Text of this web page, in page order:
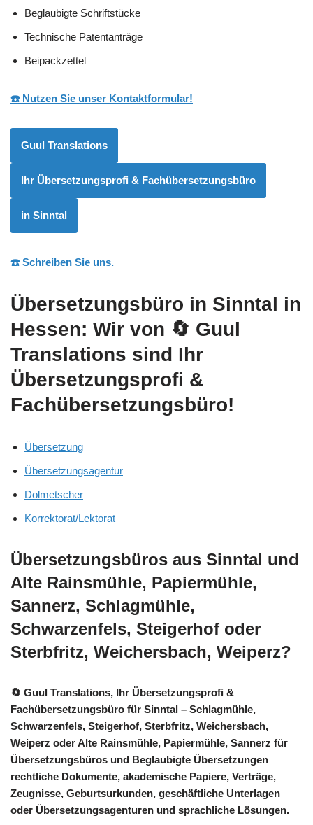
Beglaubigte Schriftstücke
Technische Patentanträge
Beipackzettel
☎️ Nutzen Sie unser Kontaktformular!
Guul Translations
Ihr Übersetzungsprofi & Fachübersetzungsbüro
in Sinntal
☎️ Schreiben Sie uns.
Übersetzungsbüro in Sinntal in
Hessen: Wir von 🔄 Guul
Translations sind Ihr
Übersetzungsprofi &
Fachübersetzungsbüro!
Übersetzung
Übersetzungsagentur
Dolmetscher
Korrektorat/Lektorat
Übersetzungsbüros aus Sinntal und
Alte Rainsmühle, Papiermühle,
Sannerz, Schlagmühle,
Schwarzenfels, Steigerhof oder
Sterbfritz, Weichersbach, Weiperz?
🔄 Guul Translations, Ihr Übersetzungsprofi &
Fachübersetzungsbüro für Sinntal – Schlagmühle,
Schwarzenfels, Steigerhof, Sterbfritz, Weichersbach,
Weiperz oder Alte Rainsmühle, Papiermühle, Sannerz für
Übersetzungsbüros und Beglaubigte Übersetzungen
rechtliche Dokumente, akademische Papiere, Verträge,
Zeugnisse, Geburtsurkunden, geschäftliche Unterlagen
oder Übersetzungsagenturen und sprachliche Lösungen.